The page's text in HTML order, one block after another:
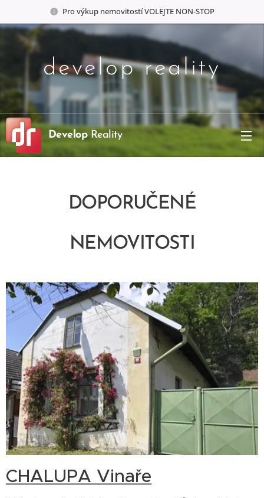
Pro výkup nemovitostí VOLEJTE NON-STOP
DevelopReality
develop reality
DOPORUČENÉ
NEMOVITOSTI
CHALUPA Vinaře